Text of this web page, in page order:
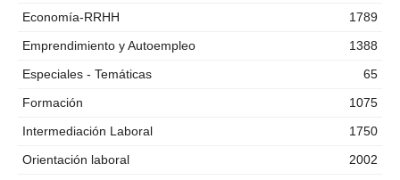
Economía-RRHH
1789
Emprendimiento y Autoempleo
1388
Especiales - Temáticas
65
Formación
1075
Intermediación Laboral
1750
Orientación laboral
2002